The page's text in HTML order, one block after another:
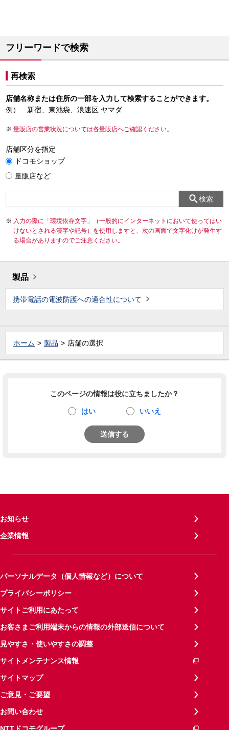
フリーワードで検索
再検索
店舗名称または住所の一部を入力して検索することができます。
例） 新宿、東池袋、浪速区 ヤマダ
量販店の営業状況については各量販店へご確認ください。
店舗区分を指定
ドコモショップ
量販店など
検索
入力の際に「環境依存文字」（一般的にインターネットにおいて使ってはい
けないとされる漢字や記号）を使用しますと、次の画面で文字化けが発生す
る場合がありますのでご注意ください。
製品
携帯電話の電波防護への適合性について
ホーム 製品 店舗の選択
このページの情報は役に立ちましたか？
はい いいえ
送信する
お知らせ
企業情報
パーソナルデータ（個人情報など）について
プライバシーポリシー
サイトご利用にあたって
お客さまご利用端末からの情報の外部送信について
見やすさ・使いやすさの調整
サイトメンテナンス情報
サイトマップ
ご意見・ご要望
お問い合わせ
NTTドコモグループ